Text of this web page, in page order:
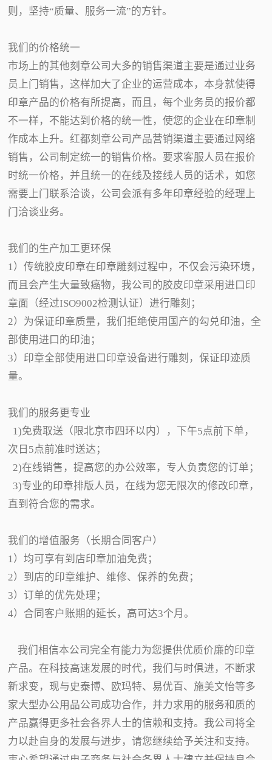
则，坚持“质量、服务一流”的方针。
我们的价格统一
市场上的其他刻章公司大多的销售渠道主要是通过业务
员上门销售，这样加大了企业的运营成本，本身就使得
印章产品的价格有所提高，而且，每个业务员的报价都
不一样，不能达到价格的统一性，使您的企业在印章制
作成本上升。红都刻章公司产品营销渠道主要通过网络
销售，公司制定统一的销售价格。要求客服人员在报价
时统一价格，并且统一的在线及接线人员的话术，如您
需要上门联系洽谈，公司会派有多年印章经验的经理上
门洽谈业务。
我们的生产加工更环保
1）传统胶皮印章在印章雕刻过程中，不仅会污染环境，
而且会产生大量致癌物，我公司的胶皮印章采用进口印
章面（经过ISO9002检测认证）进行雕刻；
2）为保证印章质量，我们拒绝使用国产的勾兑印油，全
部使用进口的印油；
3）印章全部使用进口印章设备进行雕刻，保证印迹质
量。
我们的服务更专业
1)免费取送（限北京市四环以内），下午5点前下单，
次日5点前准时送达；
2)在线销售，提高您的办公效率，专人负责您的订单；
3)专业的印章排版人员，在线为您无限次的修改印章，
直到符合您的需求。
我们的增值服务（长期合同客户）
1）均可享有到店印章加油免费；
2）到店的印章维护、维修、保养的免费；
3）订单的优先处理；
4）合同客户账期的延长，高可达3个月。
我们相信本公司完全有能力为您提供优质价廉的印章
产品。在科技高速发展的时代，我们与时俱进，不断求
新求变，现与史泰博、欧玛特、易优百、施美文怡等多
家大型办公用品公司成功合作，并力求用的服务和质的
产品赢得更多社会各界人士的信赖和支持。我公司将全
力以赴自身的发展与进步，请您继续给予关注和支持。